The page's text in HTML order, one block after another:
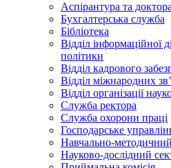
Аспірантура та
Бухгалтерська служба
Бібліотека
Відділ інформаційної
політики
Відділ кадрового
Відділ міжнародних
Відділ організації
Служба ректора
Служба охорони праці
Господарське
Навчально-методичний
Науково-дослідний